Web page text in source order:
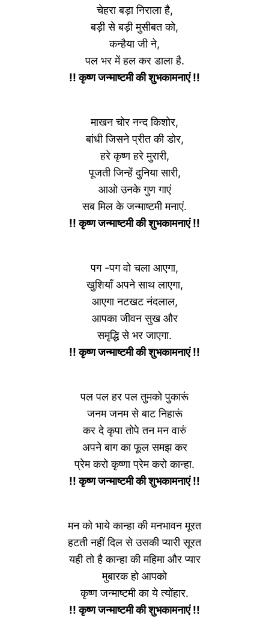
चेहरा बड़ा निराला है,
बड़ी से बड़ी मुसीबत को,
कन्हैया जी ने,
पल भर में हल कर डाला है.
!! कृष्ण जन्माष्टमी की शुभकामनाएं !!
माखन चोर नन्द किशोर,
बांधी जिसने प्रीत की डोर,
हरे कृष्ण हरे मुरारी,
पूजती जिन्हें दुनिया सारी,
आओ उनके गुण गाएं
सब मिल के जन्माष्टमी मनाएं.
!! कृष्ण जन्माष्टमी की शुभकामनाएं !!
पग -पग वो चला आएगा,
खुशियाँ अपने साथ लाएगा,
आएगा नटखट नंदलाल,
आपका जीवन सुख और
समृद्धि से भर जाएगा.
!! कृष्ण जन्माष्टमी की शुभकामनाएं !!
पल पल हर पल तुमको पुकारूं
जनम जनम से बाट निहारूं
कर दे कृपा तोपे तन मन वारुं
अपने बाग का फूल समझ कर
प्रेम करो कृष्णा प्रेम करो कान्हा.
!! कृष्ण जन्माष्टमी की शुभकामनाएं !!
मन को भाये कान्हा की मनभावन मूरत
हटती नहीं दिल से उसकी प्यारी सूरत
यही तो है कान्हा की महिमा और प्यार
मुबारक हो आपको
कृष्ण जन्माष्टमी का ये त्योंहार.
!! कृष्ण जन्माष्टमी की शुभकामनाएं !!